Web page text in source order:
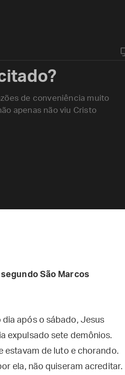
de conveniência muito
apenas não viu Cristo
São Marcos
após o sábado, Jesus
expulsado sete demônios.
estavam de luto e chorando.
ela, não quiseram acreditar.